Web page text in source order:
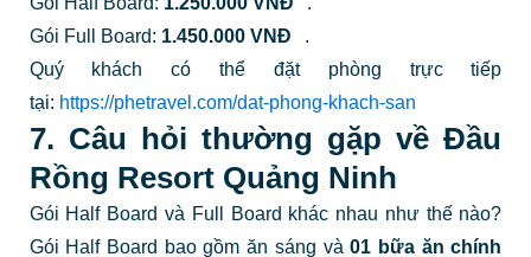
Gói Full Board: 1.450.000 VNĐ
.
Quý khách có thể đặt phòng trực tiếp
tại: https://phetravel.com/dat-phong-khach-san
7. Câu hỏi thường gặp về Đầu
Rồng Resort Quảng Ninh
Gói Half Board và Full Board khác nhau như thế nào?
Gói Half Board bao gồm ăn sáng và01 bữa ăn chính